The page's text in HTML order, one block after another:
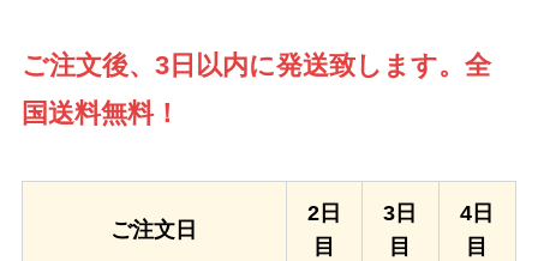
ご注文後、3日以内に発送致します。全
国送料無料！
ご注文日
2日
目
3日
目
4日
目